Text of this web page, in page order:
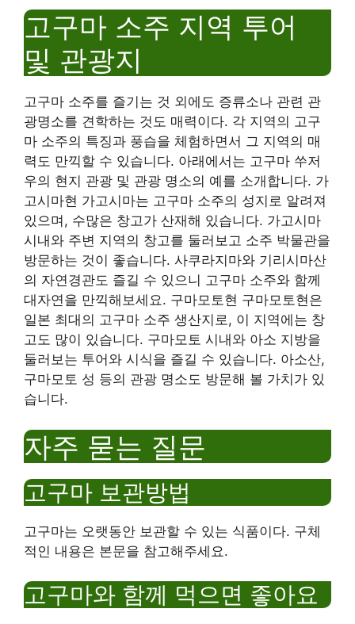
고구마 소주 지역 투어
및 관광지
고구마 소주를 즐기는 것 외에도 증류소나 관련 관
광명소를 견학하는 것도 매력이다. 각 지역의 고구
마 소주의 특징과 풍습을 체험하면서 그 지역의 매
력도 만끽할 수 있습니다. 아래에서는 고구마 쑤저
우의 현지 관광 및 관광 명소의 예를 소개합니다. 가
고시마현 가고시마는 고구마 소주의 성지로 알려져
있으며, 수많은 창고가 산재해 있습니다. 가고시마
시내와 주변 지역의 창고를 둘러보고 소주 박물관을
방문하는 것이 좋습니다. 사쿠라지마와 기리시마산
의 자연경관도 즐길 수 있으니 고구마 소주와 함께
대자연을 만끽해보세요. 구마모토현 구마모토현은
일본 최대의 고구마 소주 생산지로, 이 지역에는 창
고도 많이 있습니다. 구마모토 시내와 아소 지방을
둘러보는 투어와 시식을 즐길 수 있습니다. 아소산,
구마모토 성 등의 관광 명소도 방문해 볼 가치가 있
습니다.
자주 묻는 질문
고구마 보관방법
고구마는 오랫동안 보관할 수 있는 식품이다. 구체
적인 내용은 본문을 참고해주세요.
고구마와 함께 먹으면 좋아요